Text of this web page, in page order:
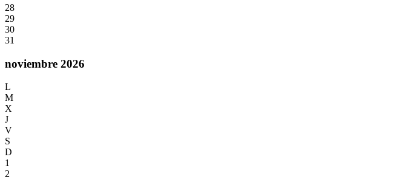
28
29
30
31
noviembre 2026
L
M
X
J
V
S
D
1
2